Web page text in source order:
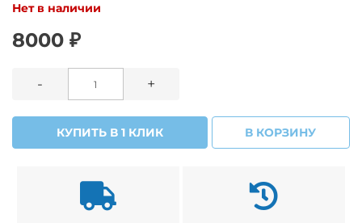
Нет в наличии
8000 ₽
- +
КУПИТЬ В 1 КЛИК В КОРЗИНУ